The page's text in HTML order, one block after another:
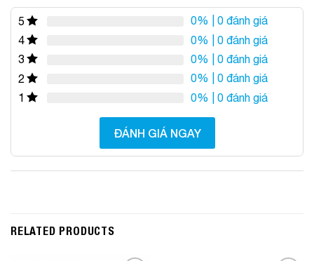
5 0% | 0 đánh giá
4
0% | 0 đánh giá
3
0% | 0 đánh giá
2
0% | 0 đánh giá
1
0% | 0 đánh giá
ĐÁNH GIÁ NGAY
RELATED PRODUCTS